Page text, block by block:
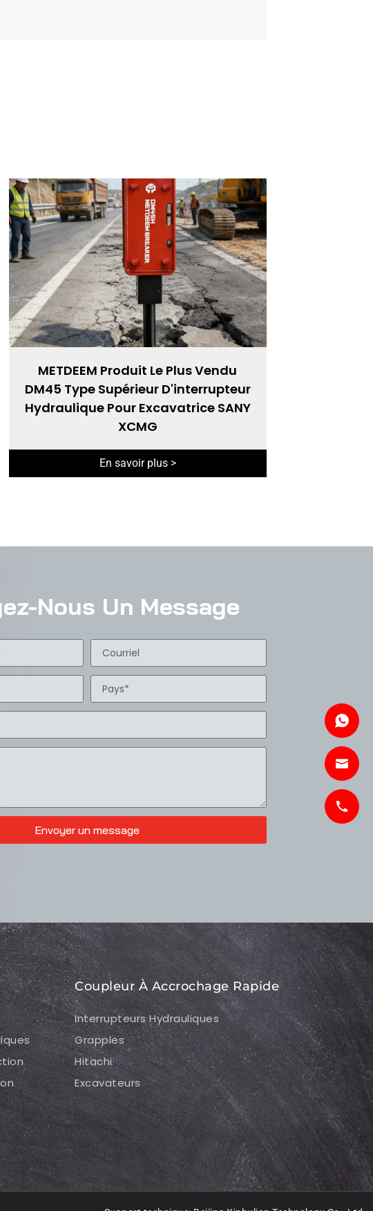
METDEEM Produit Le Plus Vendu
DM45 Type Supérieur D'interrupteur
Hydraulique Pour Excavatrice SANY
XCMG
En savoir plus >
Nous Un Message
Envoyer un message
Coupleur À Accrochage Rapide
Interrupteurs Hydrauliques
Grapples
Hitachi
Excavateurs